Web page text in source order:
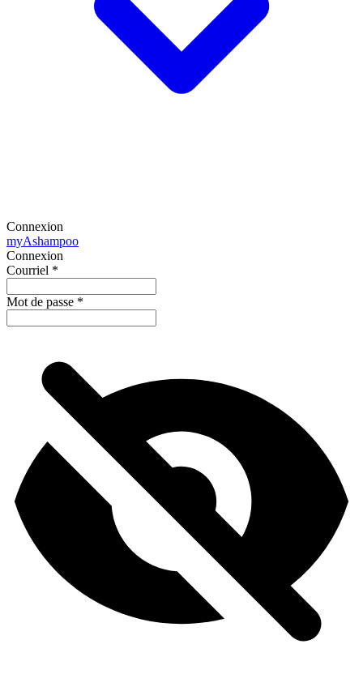
Connexion
myAshampoo
Connexion
Courriel *
Mot de passe *